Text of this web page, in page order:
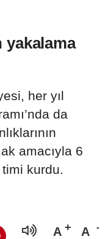
her yıl
da
amacıyla 6
kurdu.
A A